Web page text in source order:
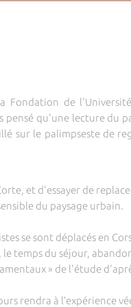
de
qu'une lecture du
sur le palimpseste de
et d'essayer de
du paysage urbain.
se sont déplacés en
temps du séjour,
» de l'étude
rendra à l’expérience